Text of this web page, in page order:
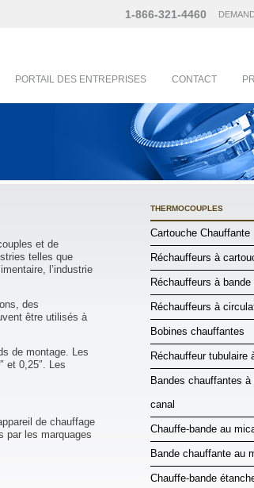
1-866-321-4460
PORTAIL DES ENTREPRISES CONTACT
et de
telles que
l’industrie
des
être utilisés à
de montage. Les
et 0,25″. Les
de chauffage
par les marquages
THERMOCOUPLES
Cartouche Chauffante
Réchauffeurs à
Réchauffeurs à
Réchauffeurs à
Bobines chauffantes
Réchauffeur tubulaire
Bandes chauffantes
canal
Chauffe-bande au
Bande chauffante au
Chauffe-bande